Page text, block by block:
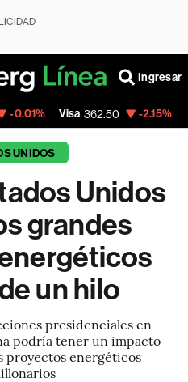
Ingresar
362.50 -2.15% MercadoLibre
UNIDOS
Unidos
grandes
un hilo
presidenciales en
podría tener un impacto
proyectos energéticos